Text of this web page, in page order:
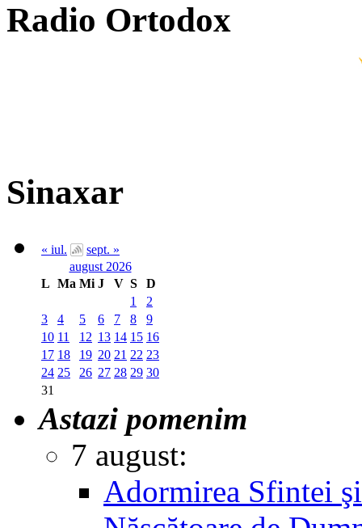
Radio Ortodox
Sinaxar
« iul.
sept. »
august 2026
L Ma Mi J V S
D
1
2
3
4 5 6 7 8
9
10 11 12 13 14 15 16
17 18 19 20 21 22 23
24 25 26 27 28 29 30
31
Astazi pomenim
7 august:
Adormirea Sfintei